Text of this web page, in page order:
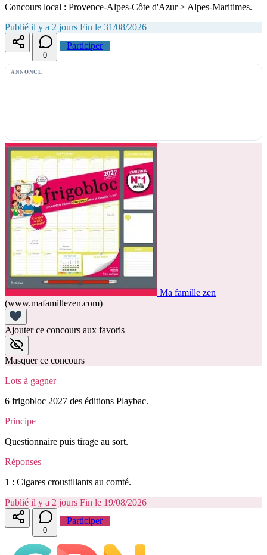
Concours local : Provence-Alpes-Côte d'Azur > Alpes-Maritimes.
Publié il y a 2 jours Fin le 31/08/2026
0
Participer
ANNONCE
Ma famille zen
(www.mafamillezen.com)
Ajouter ce concours aux favoris
Masquer ce concours
Lots à gagner
6 frigobloc 2027 des éditions Playbac.
Principe
Questionnaire puis tirage au sort.
Réponses
1 : Cigares croustillants au comté.
Publié il y a 2 jours Fin le 19/08/2026
0
Participer